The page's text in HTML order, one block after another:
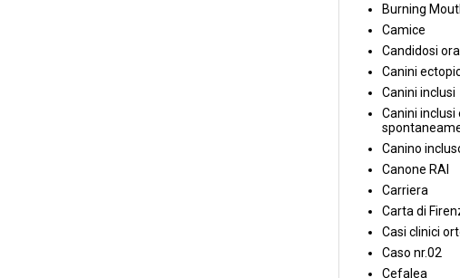
Burning
Camice
Candidosi
Canini
Canini inclusi
Canini inclusi
Canino
Canone RAI
Carriera
Carta di
Casi clinici
Caso nr.02
Cefalea